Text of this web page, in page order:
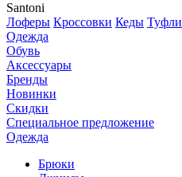
Santoni
Лоферы Кроссовки Кеды Туфли
Одежда
Обувь
Аксессуары
Бренды
Новинки
Скидки
Специальное предложение
Одежда
Брюки